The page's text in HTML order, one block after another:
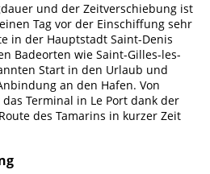
und der Zeitverschiebung ist
Tag vor der Einschiffung sehr
in der Hauptstadt Saint-Denis
Badeorten wie Saint-Gilles-les-
Start in den Urlaub und
an den Hafen. Von
Terminal in Le Port dank der
des Tamarins in kurzer Zeit